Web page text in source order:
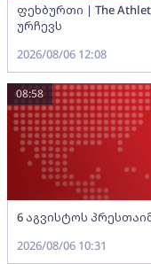
ფეხბურთი | The
ურჩევს
2026/08/06 12:08
6 აგვისტოს
08:58
2026/08/06 10:31